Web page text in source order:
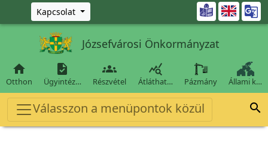
Ugrás a fő tartalomra
Kapcsolat 
Józsefvárosi Önkormányzat

Otthon

Ügyintéz…

Részvétel

Átláthat… Pázmány Állami k…
Válasszon a menüpontok közül 